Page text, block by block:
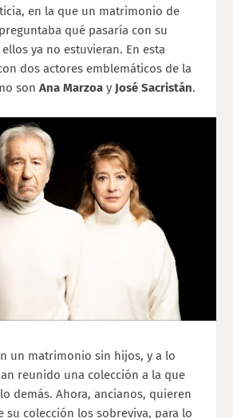
en la que un matrimonio de
qué pasaría con su
ya no estuvieran. En esta
dos actores emblemáticos de la
son Ana Marzoa y José Sacristán.
un matrimonio sin hijos, y a lo
reunido una colección a la que
demás. Ahora, ancianos, quieren
su colección los sobreviva, para lo